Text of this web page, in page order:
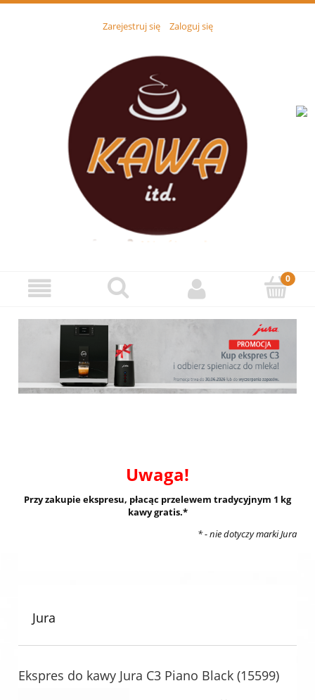
Zarejestruj się Zaloguj się
Uwaga!
Przy zakupie ekspresu, płacąc przelewem tradycyjnym 1 kg
kawy gratis.*
* - nie dotyczy marki Jura
Jura
Ekspres do kawy Jura C3 Piano Black (15599)